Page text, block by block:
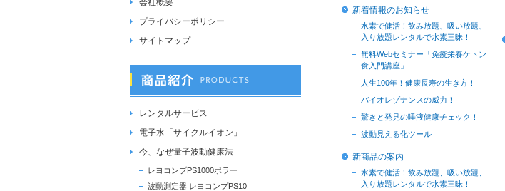
新着情報のお知らせ
水素で健活！飲み放題、吸い放題、
入り放題レンタルで水素三昧！
無料Webセミナー「免疫栄養ケトン
食入門講座」
人生100年！健康長寿の生き方！
バイオレゾナンスの威力！
驚きと発見の唾液健康チェック！
波動見える化ツール
新商品の案内
水素で健活！飲み放題、吸い放題、
入り放題レンタルで水素三昧！
会社概要
プライバシーポリシー
サイトマップ
レンタルサービス
電子水「サイクルイオン」
今、なぜ量子波動健康法
レヨコンプPS1000ポラー
波動測定器 レヨコンプPS10